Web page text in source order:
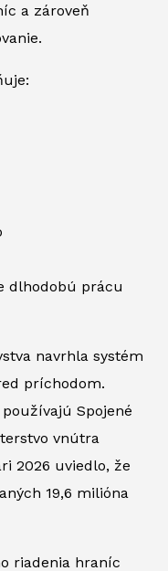
a zároveň
dlhodobú prácu
navrhla systém
príchodom.
Spojené
vnútra
2026 uviedlo, že
19,6 milióna
riadenia hraníc